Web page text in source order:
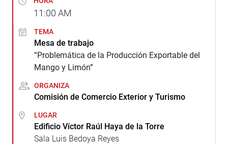
11:00 AM
TEMA
Mesa de trabajo
“Problemática de la Producción Exportable del
Mango y Limón”
ORGANIZA
Comisión de Comercio Exterior y Turismo
LUGAR
Edificio Víctor Raúl Haya de la Torre
Sala Luis Bedoya Reyes